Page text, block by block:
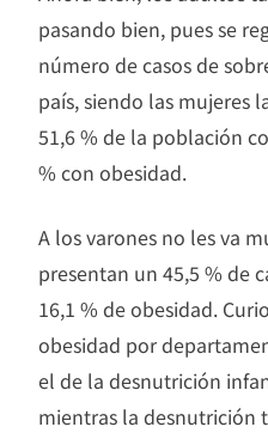
pasando bien, pues se
número de casos de
país, siendo las mujeres
51,6 % de la población
% con obesidad.
A los varones no les va
presentan un 45,5 % de
16,1 % de obesidad.
obesidad por
el de la desnutrición
mientras la desnutrición